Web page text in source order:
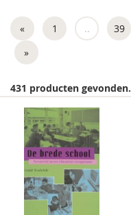
WRR
Anne Addink
Hans Alma
Astrid Altena
GGD Amsterdam
Ildeniz Arslan
« 1 .. 39
»
431 producten gevonden.